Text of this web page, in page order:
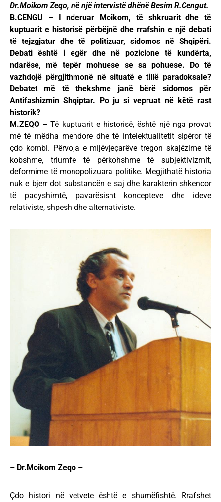
Dr.Moikom Zeqo, në një intervistë dhënë Besim R.Cengut.
B.CENGU – I nderuar Moikom, të shkruarit dhe të
kuptuarit e historisë përbëjnë dhe rrafshin e një debati
të tejzgjatur dhe të politizuar, sidomos në Shqipëri.
Debati është i egër dhe në pozicione të kundërta,
ndarëse, më tepër mohuese se sa pohuese. Do të
vazhdojë përgjithmonë në situatë e tillë paradoksale?
Debatet më të thekshme janë bërë sidomos për
Antifashizmin Shqiptar. Po ju si vepruat në këtë rast
historik?
M.ZEQO – Të kuptuarit e historisë, është një nga provat
më të mëdha mendore dhe të intelektualitetit sipëror të
çdo kombi. Përvoja e mijëvjeçarëve tregon skajëzime të
kobshme, triumfe të përkohshme të subjektivizmit,
deformime të monopolizuara politike. Megjithatë historia
nuk e bjerr dot substancën e saj dhe karakterin shkencor
të padyshimtë, pavarësisht koncepteve dhe ideve
relativiste, shpesh dhe alternativiste.
– Dr.Moikom Zeqo –
Çdo histori në vetvete është e shumëfishtë. Rrafshet